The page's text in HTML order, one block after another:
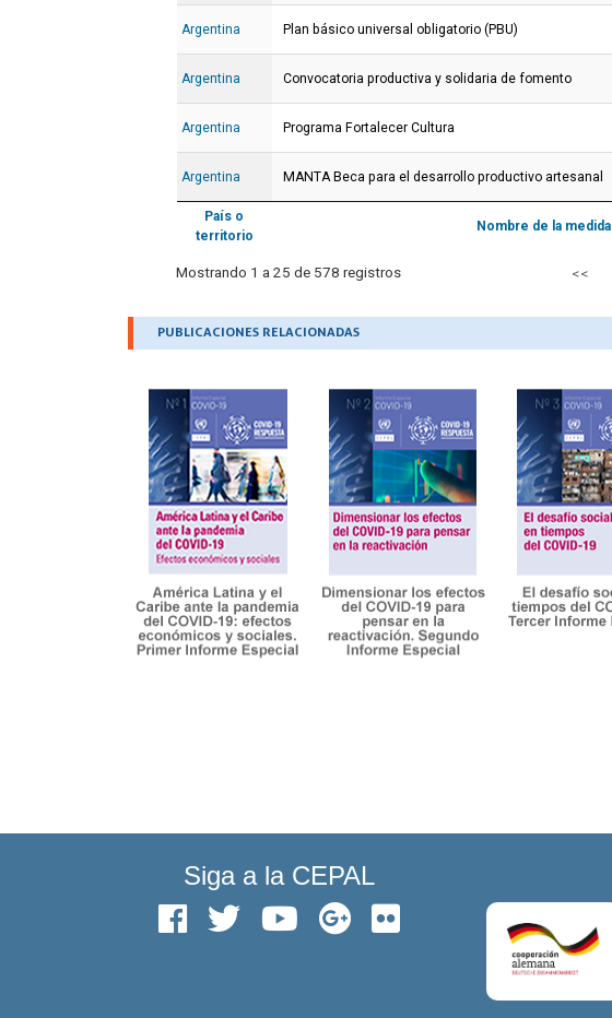
Argentina Plan básico universal obligatorio (PBU)
Argentina Convocatoria productiva y solidaria de fomento
Argentina Programa Fortalecer Cultura
Argentina MANTA Beca para el desarrollo productivo artesanal
País o
territorio
Nombre de la medida
Mostrando 1 a 25 de 578 registros <<
PUBLICACIONES RELACIONADAS
Siga a la CEPAL